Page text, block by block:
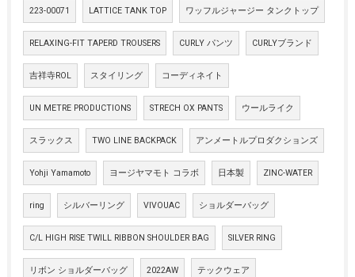
223-00071 LATTICE TANK TOP ワッフルジャージー タンクトップ
RELAXING-FIT TAPERD TROUSERS CURLY パンツ CURLYブランド
吉祥寺ROL スタイリング コーディネイト
UN METRE PRODUCTIONS STRECH OX PANTS ウールライク
スラックス TWO LINE BACKPACK アンメートルプロダクションズ
Yohji Yamamoto ヨージヤマモト コラボ 日本製 ZINC-WATER
ring シルバーリング VIVOUAC ショルダーバッグ
C/L HIGH RISE TWILL RIBBON SHOULDER BAG SILVER RING
リボン ショルダーバッグ 2022AW テックウェア